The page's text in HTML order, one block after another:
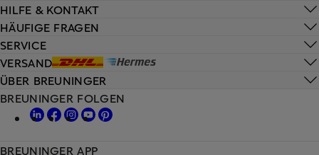
HILFE & KONTAKT
HÄUFIGE FRAGEN
SERVICE
VERSAND
ÜBER BREUNINGER
BREUNINGER FOLGEN
BREUNINGER APP